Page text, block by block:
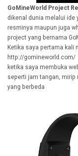
GoMineWorld Project
dikenal dunia melalui
resminya maupun juga
project yang bernama
Ketika saya pertama kali
http://gomineworld.com/
ketika saya membuka
seperti jam tangan,
yang berbeda